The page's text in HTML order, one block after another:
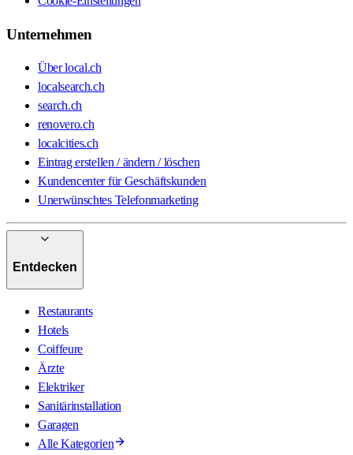
Unternehmen
Über local.ch
localsearch.ch
search.ch
renovero.ch
localcities.ch
Eintrag erstellen / ändern / löschen
Kundencenter für Geschäftskunden
Unerwünschtes Telefonmarketing
Entdecken
Restaurants
Hotels
Coiffeure
Ärzte
Elektriker
Sanitärinstallation
Garagen
Alle Kategorien